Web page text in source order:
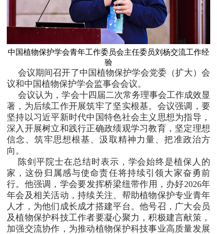
中国植物保护学会青年工作委员会主任委员刘杨交流工作经
验
会议期间召开了中国植物保护学会党委（扩大）会
议和中国植物保护学会监事会会议。
会议认为，学会十四届二次常务理事会工作成效显
著，为后续工作开展筑牢了坚实根基。会议强调，要
坚持以习近平新时代中国特色社会主义思想为指导，
深入开展树立和践行正确政绩观学习教育，坚定理想
信念、筑牢思想根基、汲取精神力量、把准政治方
向。
陈剑平院士在总结时表示，学会始终是植保人的
家，这份归属感与使命责任将持续引领大家奋勇前
行。他强调，学会要发挥桥梁纽带作用，办好2026年
年会及相关活动，持续关注、帮助植物保护专业青年
人才，为他们成长成才搭建平台。他号召，广大会员
及植物保护科技工作者要凝心聚力，积极建言献策，
加强交流协作，为推动植物保护科技事业高质量发展